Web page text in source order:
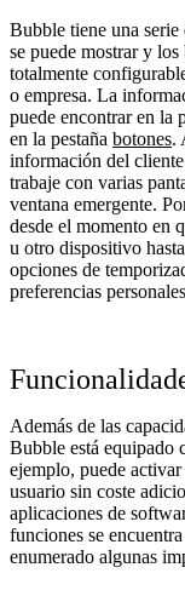
Bubble tiene una
se puede mostrar y
totalmente
o empresa. La
puede encontrar en la
en la pestaña botones.
información del
trabaje con varias
ventana emergente.
desde el momento en
u otro dispositivo
opciones de
preferencias
Además de las
Bubble está equipado
ejemplo, puede
usuario sin coste
aplicaciones de
funciones se
enumerado algunas